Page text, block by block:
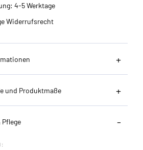
4-5 Werktage
Widerrufsrecht
und Produktmaße
Pflege